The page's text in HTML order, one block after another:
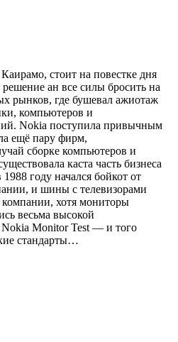
стоит на повестке дня
ан все силы бросить на
рынков, где бушевал ажиотаж
компьютеров и
Nokia поступила привычным
ещё пару фирм,
сборке компьютеров и
каста часть бизнеса
году начался бойкот от
и шины с телевизорами
компании, хотя мониторы
весьма высокой
Nokia Monitor Test — и того
стандарты…